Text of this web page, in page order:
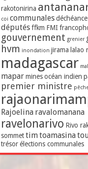
rakotonirina
coi communales déchéance
députés ffkm FMI
gouvernement grenier
hvm inondation jirama lalao
madagascar
mapar mines océan indien
premier ministre
Rajoelina ravalomanana
ravelonarivo Rivo
sommet timtoamasina
trésor élections communales